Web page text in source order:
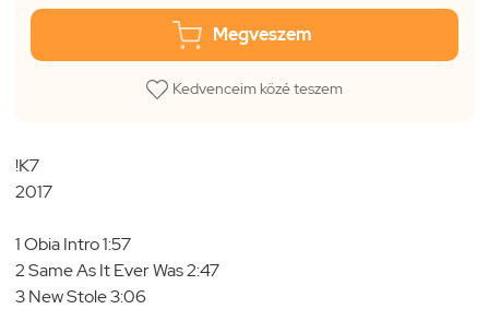
Megveszem
Kedvenceim közé teszem
!K7
2017
1 Obia Intro 1:57
2 Same As It Ever Was 2:47
3 New Stole 3:06